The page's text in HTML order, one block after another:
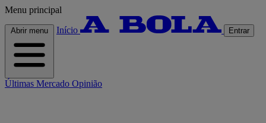
Menu principal
Abrir menu Início Entrar
Últimas Mercado Opinião